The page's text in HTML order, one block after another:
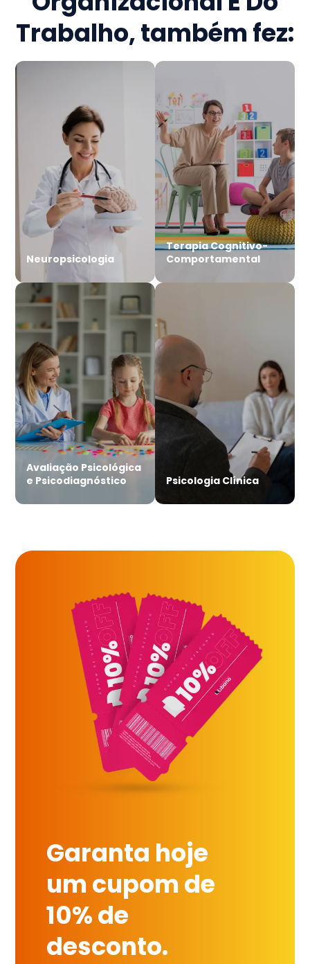
Trabalho, também fez:
Neuropsicologia
Terapia Cognitivo-
Comportamental
Avaliação Psicológica
e Psicodiagnóstico
Psicologia Clínica
Garanta hoje
um cupom de
10% de
desconto.